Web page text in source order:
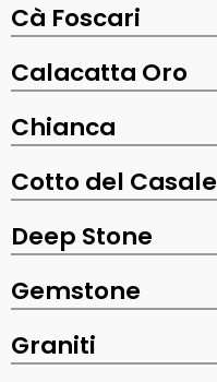
Cà Foscari
Calacatta Oro
Chianca
Cotto del Casale
Deep Stone
Gemstone
Graniti